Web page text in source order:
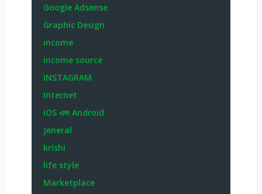
Google Adsense
Graphic Design
income
income source
INSTAGRAM
Internet
iOS এবং Android
Jeneral
krishi
life style
Marketplace